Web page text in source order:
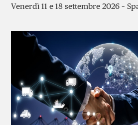
Venerdì 11 e 18 settembre 2026 –